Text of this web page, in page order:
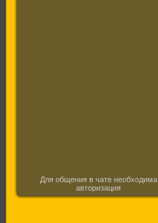
Для общения в чате необходима
авторизация